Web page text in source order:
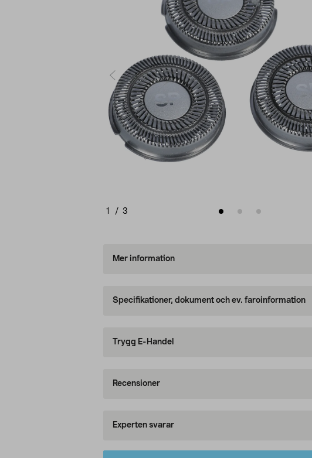
1 / 3
Mer information
Specifikationer, dokument och ev. faroinformation
Trygg E-Handel
Recensioner
Experten svarar